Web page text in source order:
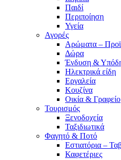
Παιδί
Περιποίηση
Υγεία
Αγορές
Αρώματα –
Δώρα
Ένδυση &
Ηλεκτρικά είδη
Εργαλεία
Κουζίνα
Οικία & Γραφείο
Τουρισμός
Ξενοδοχεία
Ταξιδιωτικά
Φαγητό & Ποτό
Εστιατόρια –
Καφετέριες